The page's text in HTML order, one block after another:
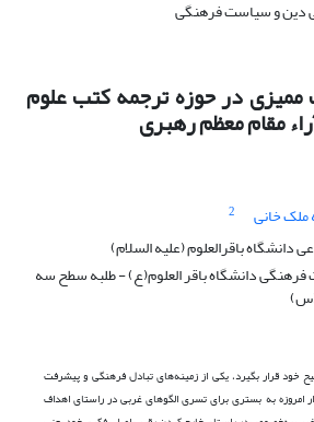
ممیزی در حوزه ترجمه کتب علوم
مقام معظم رهبری
ملک خانی
2
دانشگاه باقرالعلوم (علیه السلام)
فرهنگی دانشگاه باقر العلوم(ع) - طلبه سطح سه
خود قرار بگیرد، یکی از زمینه‌های تبادل فرهنگی و پیشرفت
امروزه به بستری برای تسری الگوهای غربی در راستای اهداف